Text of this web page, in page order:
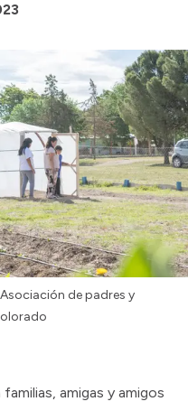
de padres y
amigas y amigos